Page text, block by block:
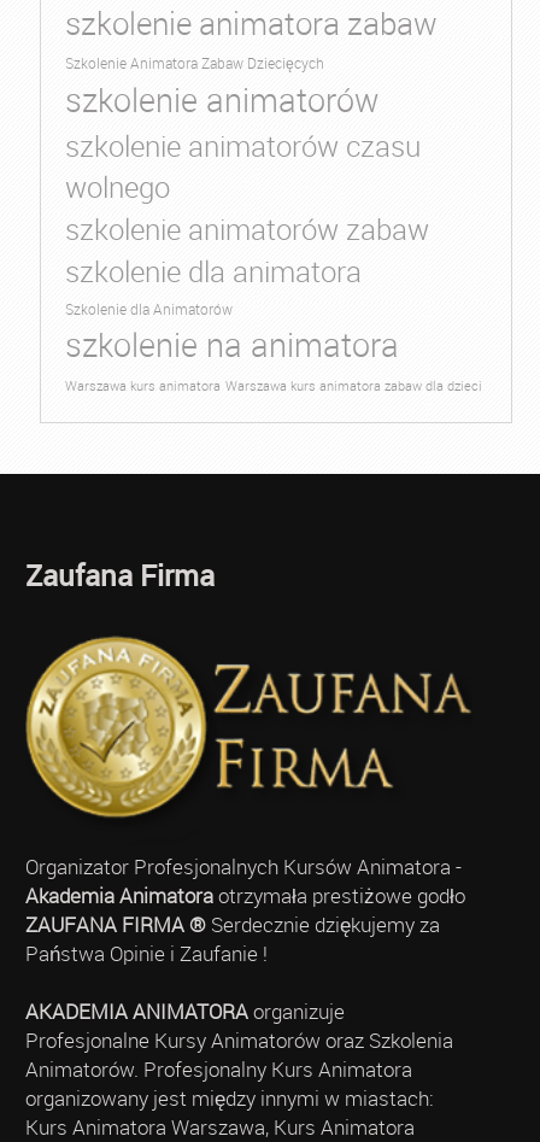
szkolenie animatora zabaw
Szkolenie Animatora Zabaw Dziecięcych
szkolenie animatorów
szkolenie animatorów czasu
wolnego
szkolenie animatorów zabaw
szkolenie dla animatora
Szkolenie dla Animatorów
szkolenie na animatora
Warszawa kurs animatora Warszawa kurs animatora zabaw dla dzieci
Zaufana Firma
Organizator Profesjonalnych Kursów Animatora -
Akademia Animatoraotrzymała prestiżowe godło
ZAUFANA FIRMA ®Serdecznie dziękujemy za
Państwa Opinie i Zaufanie !
AKADEMIA ANIMATORAorganizuje
Profesjonalne Kursy Animatorów oraz Szkolenia
Animatorów. Profesjonalny Kurs Animatora
organizowany jest między innymi w miastach:
Kurs Animatora Warszawa, Kurs Animatora